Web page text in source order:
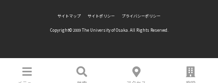
サイトマップ サイトポリシー プライバシーポリシー
Copyright©️ 2009 The University of Osaka. All Rights Reserved.